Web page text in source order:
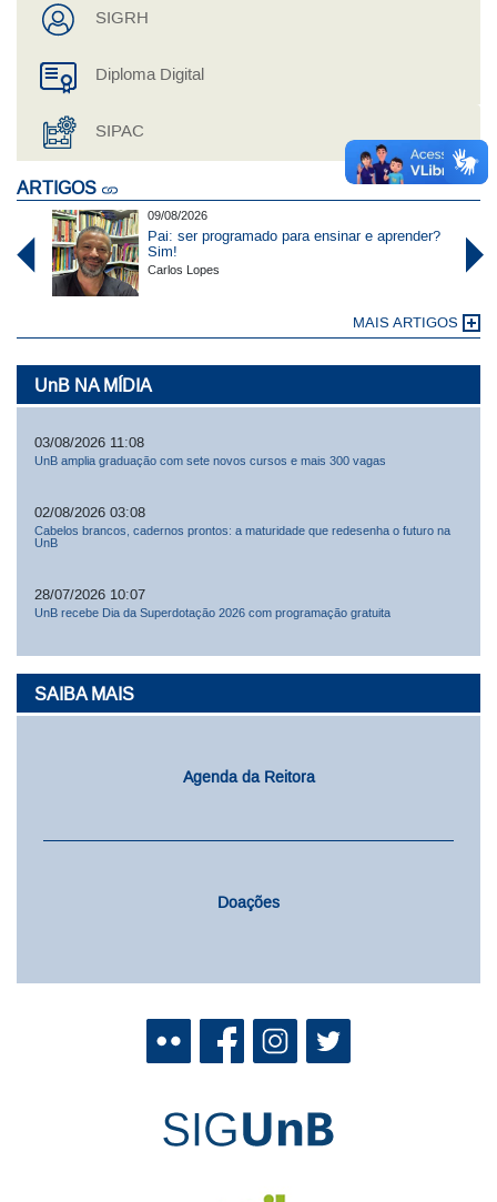
SIGRH
Diploma Digital
SIPAC
ARTIGOS
09/08/2026
Pai: ser programado para ensinar e aprender?
Sim!
Carlos Lopes
MAIS ARTIGOS
UnB NA MÍDIA
03/08/2026 11:08
UnB amplia graduação com sete novos cursos e mais 300 vagas
02/08/2026 03:08
Cabelos brancos, cadernos prontos: a maturidade que redesenha o futuro na
UnB
28/07/2026 10:07
UnB recebe Dia da Superdotação 2026 com programação gratuita
SAIBA MAIS
Agenda da Reitora
Doações